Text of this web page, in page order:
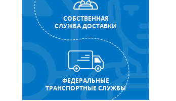
СОБСТВЕННАЯ
СЛУЖБА ДОСТАВКИ
ФЕДЕРАЛЬНЫЕ
ТРАНСПОРТНЫЕ СЛУЖБЫ